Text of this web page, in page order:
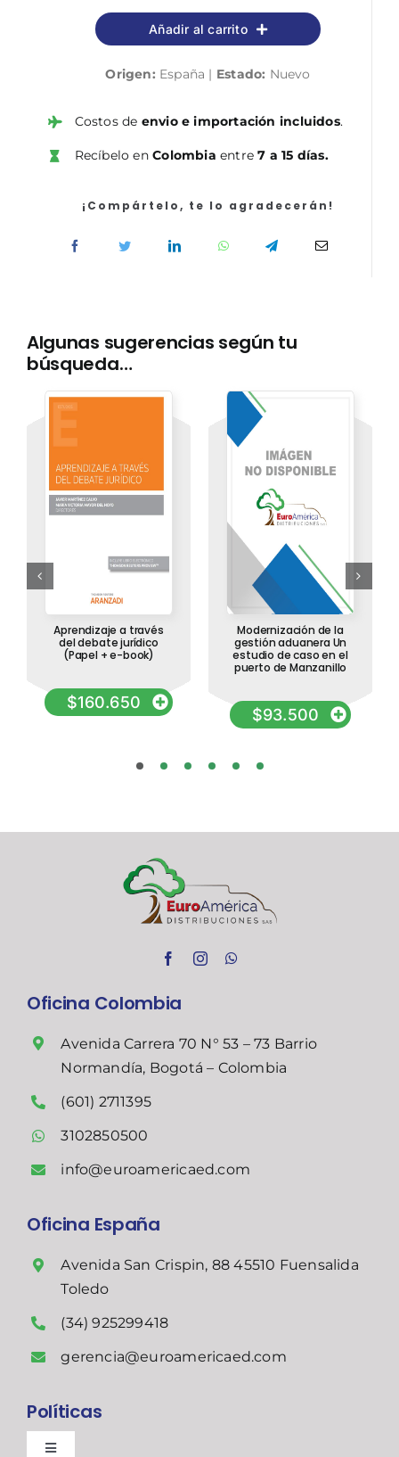
pareja
en
cantidad
Añadir al carrito
Origen: España | Estado: Nuevo
Costos de envio e importación incluidos.
Recíbelo enColombia entre7 a 15 días.
¡Compártelo, te lo agradecerán!
Algunas sugerencias según tu
búsqueda…
Aprendizaje a través
del debate jurídico
(Papel + e-book)
$160.650
Modernización de la
gestión aduanera Un
estudio de caso en el
puerto de Manzanillo
$93.500
Oficina Colombia
Avenida Carrera 70 N° 53 – 73 Barrio
Normandía, Bogotá – Colombia
(601) 2711395
3102850500
info@euroamericaed.com
Oficina España
Avenida San Crispin, 88 45510 Fuensalida
Toledo
(34) 925299418
gerencia@euroamericaed.com
Políticas